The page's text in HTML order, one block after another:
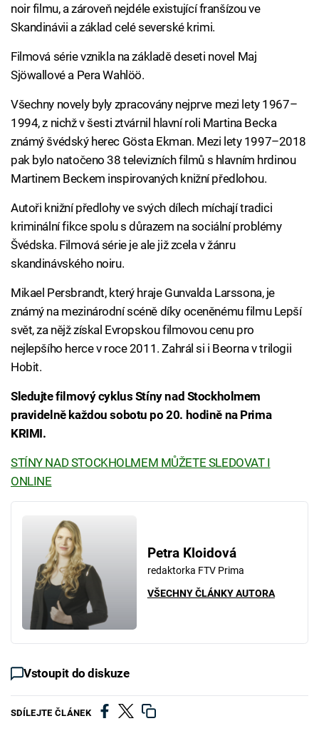
noir filmu, a zároveň nejdéle existující franšízou ve
Skandinávii a základ celé severské krimi.
Filmová série vznikla na základě deseti novel Maj
Sjöwallové a Pera Wahlöö.
Všechny novely byly zpracovány nejprve mezi lety 1967–
1994, z nichž v šesti ztvárnil hlavní roli Martina Becka
známý švédský herec Gösta Ekman. Mezi lety 1997–2018
pak bylo natočeno 38 televizních filmů s hlavním hrdinou
Martinem Beckem inspirovaných knižní předlohou.
Autoři knižní předlohy ve svých dílech míchají tradici
kriminální fikce spolu s důrazem na sociální problémy
Švédska. Filmová série je ale již zcela v žánru
skandinávského noiru.
Mikael Persbrandt, který hraje Gunvalda Larssona, je
známý na mezinárodní scéně díky oceněnému filmu Lepší
svět, za nějž získal Evropskou filmovou cenu pro
nejlepšího herce v roce 2011. Zahrál si i Beorna v trilogii
Hobit.
Sledujte filmový cyklus Stíny nad Stockholmem
pravidelně každou sobotu po 20. hodině na Prima
KRIMI.
STÍNY NAD STOCKHOLMEM MŮŽETE SLEDOVAT I
ONLINE
Petra Kloidová
redaktorka FTV Prima
VŠECHNY ČLÁNKY AUTORA
Vstoupit do diskuze
SDÍLEJTE ČLÁNEK